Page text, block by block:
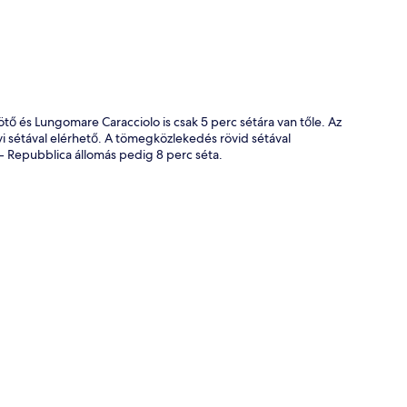
és Lungomare Caracciolo is csak 5 perc sétára van tőle. Az
sétával elérhető. A tömegközlekedés rövid sétával
állomás pedig 8 perc séta.